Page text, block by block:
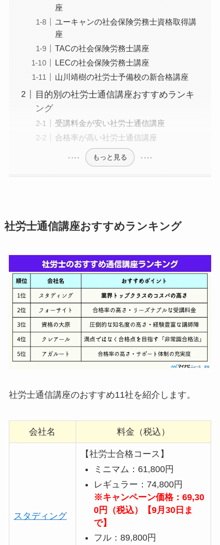
座
ユーキャンの社会保険労務士資格取得講
座
TACの社会保険労務士講座
LECの社会保険労務士講座
山川靖樹の社労士予備校の新合格講座
目的別の社労士通信講座おすすめランキ
ング
受講料金が安い社労士通信講座
合格率が高い社労士通信講座
もっと見る
社労士通信講座おすすめランキング
社労士通信講座のおすすめ11社を紹介します。
会社名 料金（税込）
スタディング
【社労士合格コース】
ミニマム：61,800円
レギュラー：74,800円
※キャンペーン価格：69,30
0円（税込）【9月30日ま
で】
フル：89,800円